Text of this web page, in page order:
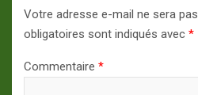
Votre adresse e-mail ne sera
obligatoires sont indiqués avec *
Commentaire *